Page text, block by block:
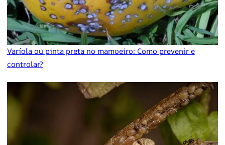
Varíola ou pinta preta no mamoeiro: Como prevenir e
controlar?